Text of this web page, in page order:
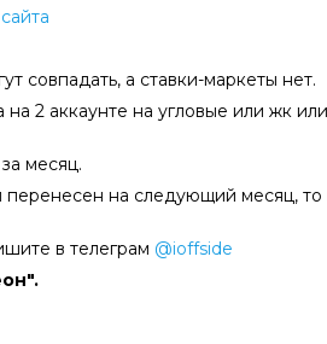
совпадать, а ставки-маркеты нет.
2 аккаунте на угловые или жк
месяц.
перенесен на следующий месяц,
в телеграм @ioffside